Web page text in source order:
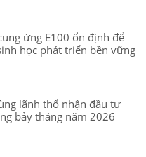
ứng E100 ổn định để
học phát triển bền vững
lãnh thổ nhận đầu tư
bảy tháng năm 2026